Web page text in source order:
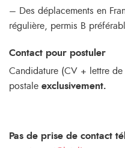
– Des déplacements en
régulière, permis B
Contact pour postuler
Candidature (CV + lettre
postale exclusivement.
Pas de prise de contact